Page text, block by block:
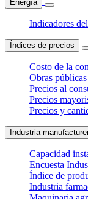
Energía
Indicadores
Índices de precios
Costo de la
Obras públicas
Precios al
Precios
Precios y
Industria
Capacidad
Encuesta
Índice de
Industria